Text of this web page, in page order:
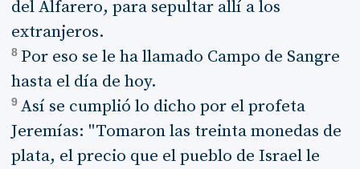
del Alfarero, para sepultar allí a los
extranjeros.
8 Por eso se le ha llamado Campo de Sangre
hasta el día de hoy.
9 Así se cumplió lo dicho por el profeta
Jeremías: "Tomaron las treinta monedas de
plata, el precio que el pueblo de Israel le